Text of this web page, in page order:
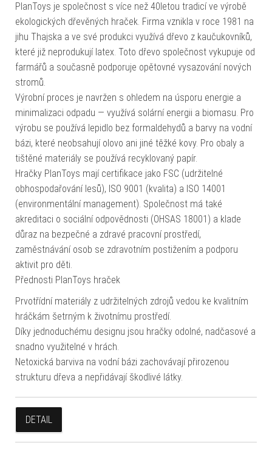
PlanToys je společnost s více než 40letou tradicí ve výrobě
ekologických dřevěných hraček. Firma vznikla v roce 1981 na
jihu Thajska a ve své produkci využívá dřevo z kaučukovníků,
které již neprodukují latex. Toto dřevo společnost vykupuje od
farmářů a současně podporuje opětovné vysazování nových
stromů.
Výrobní proces je navržen s ohledem na úsporu energie a
minimalizaci odpadu — využívá solární energii a biomasu. Pro
výrobu se používá lepidlo bez formaldehydů a barvy na vodní
bázi, které neobsahují olovo ani jiné těžké kovy. Pro obaly a
tištěné materiály se používá recyklovaný papír.
Hračky PlanToys mají certifikace jako FSC (udržitelné
obhospodařování lesů), ISO 9001 (kvalita) a ISO 14001
(environmentální management). Společnost má také
akreditaci o sociální odpovědnosti (OHSAS 18001) a klade
důraz na bezpečné a zdravé pracovní prostředí,
zaměstnávání osob se zdravotním postižením a podporu
aktivit pro děti.
Přednosti PlanToys hraček
Prvotřídní materiály z udržitelných zdrojů vedou ke kvalitním
hráčkám šetrným k životnímu prostředí.
Díky jednoduchému designu jsou hračky odolné, nadčasové a
snadno využitelné v hrách.
Netoxická barviva na vodní bázi zachovávají přirozenou
strukturu dřeva a nepřidávají škodlivé látky.
DETAIL